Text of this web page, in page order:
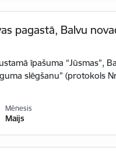
pagastā, Balvu
īpašuma “Jūsmas”,
slēgšanu” (protokols
Mēnesis
Maijs